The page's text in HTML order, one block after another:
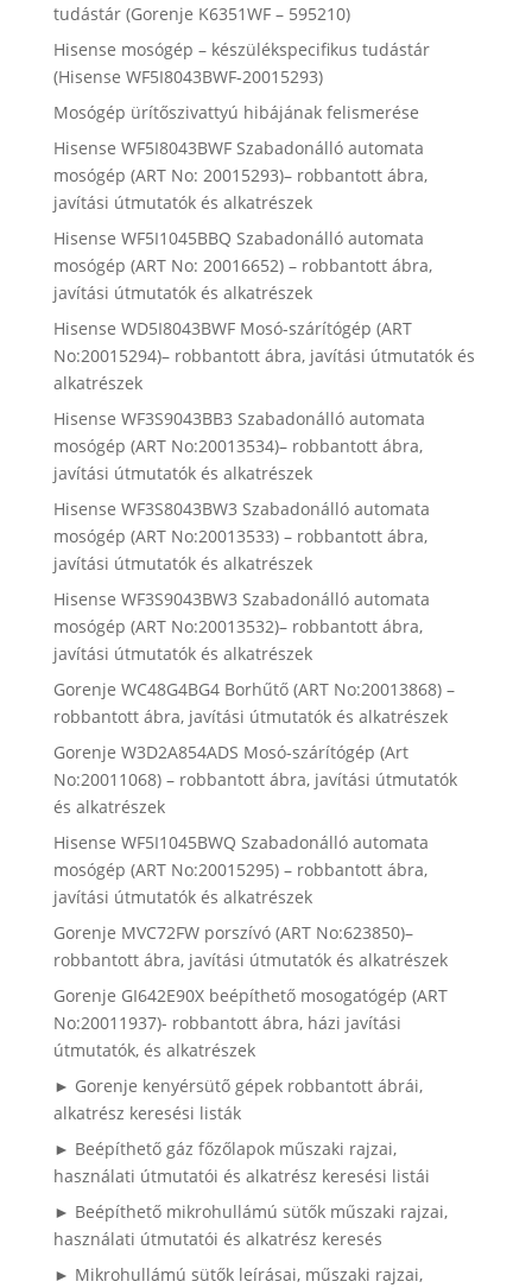
tudástár (Gorenje K6351WF – 595210)
Hisense mosógép – készülékspecifikus tudástár
(Hisense WF5I8043BWF-20015293)
Mosógép ürítőszivattyú hibájának felismerése
Hisense WF5I8043BWF Szabadonálló automata
mosógép (ART No: 20015293)– robbantott ábra,
javítási útmutatók és alkatrészek
Hisense WF5I1045BBQ Szabadonálló automata
mosógép (ART No: 20016652) – robbantott ábra,
javítási útmutatók és alkatrészek
Hisense WD5I8043BWF Mosó-szárítógép (ART
No:20015294)– robbantott ábra, javítási útmutatók és
alkatrészek
Hisense WF3S9043BB3 Szabadonálló automata
mosógép (ART No:20013534)– robbantott ábra,
javítási útmutatók és alkatrészek
Hisense WF3S8043BW3 Szabadonálló automata
mosógép (ART No:20013533) – robbantott ábra,
javítási útmutatók és alkatrészek
Hisense WF3S9043BW3 Szabadonálló automata
mosógép (ART No:20013532)– robbantott ábra,
javítási útmutatók és alkatrészek
Gorenje WC48G4BG4 Borhűtő (ART No:20013868) –
robbantott ábra, javítási útmutatók és alkatrészek
Gorenje W3D2A854ADS Mosó-szárítógép (Art
No:20011068) – robbantott ábra, javítási útmutatók
és alkatrészek
Hisense WF5I1045BWQ Szabadonálló automata
mosógép (ART No:20015295) – robbantott ábra,
javítási útmutatók és alkatrészek
Gorenje MVC72FW porszívó (ART No:623850)–
robbantott ábra, javítási útmutatók és alkatrészek
Gorenje GI642E90X beépíthető mosogatógép (ART
No:20011937)- robbantott ábra, házi javítási
útmutatók, és alkatrészek
► Gorenje kenyérsütő gépek robbantott ábrái,
alkatrész keresési listák
► Beépíthető gáz főzőlapok műszaki rajzai,
használati útmutatói és alkatrész keresési listái
► Beépíthető mikrohullámú sütők műszaki rajzai,
használati útmutatói és alkatrész keresés
► Mikrohullámú sütők leírásai, műszaki rajzai,